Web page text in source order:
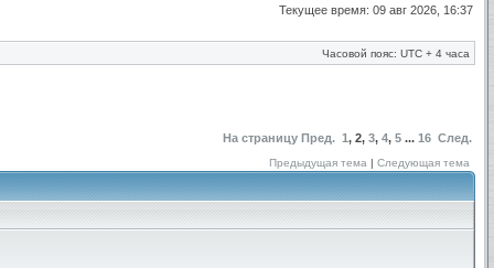
Текущее время: 09 авг 2026, 16:37
Часовой пояс: UTC + 4 часа
На страницу Пред. 1, 2, 3, 4, 5 ... 16 След.
Предыдущая тема | Следующая тема